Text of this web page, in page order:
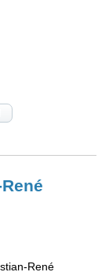
René